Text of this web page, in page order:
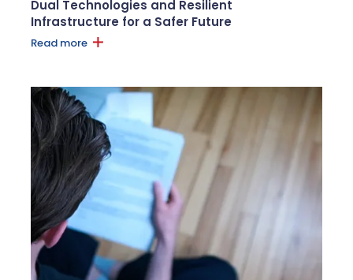
Dual Technologies and Resilient
Infrastructure for a Safer Future
Read more